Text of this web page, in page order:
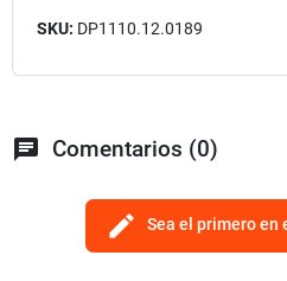
SKU: DP1110.12.0189
chat Comentarios (0)
edit Sea el primero en